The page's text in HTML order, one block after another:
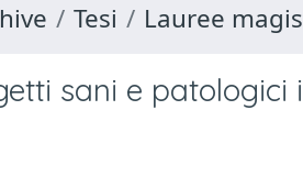
Tesi Lauree
sani e patologici